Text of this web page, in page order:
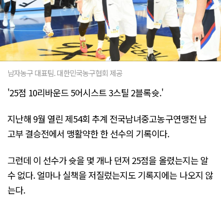
남자농구 대표팀. 대한민국농구협회 제공
'25점 10리바운드 5어시스트 3스틸 2블록슛.'
지난해 9월 열린 제54회 추계 전국남녀중고농구연맹전 남
고부 결승전에서 맹활약한 한 선수의 기록이다.
그런데 이 선수가 슛을 몇 개나 던져 25점을 올렸는지는 알
수 없다. 얼마나 실책을 저질렀는지도 기록지에는 나오지 않
는다.